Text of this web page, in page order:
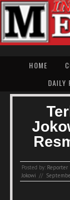
HOME
DAILY
Posted by: Reporter
Jokowi //